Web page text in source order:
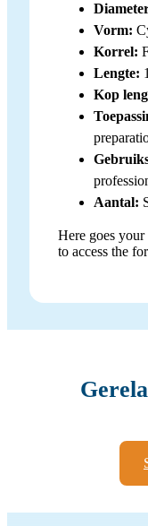
Vorm:
Korrel:
Lengte:
Kop
Aantal:
Here goes
to access the